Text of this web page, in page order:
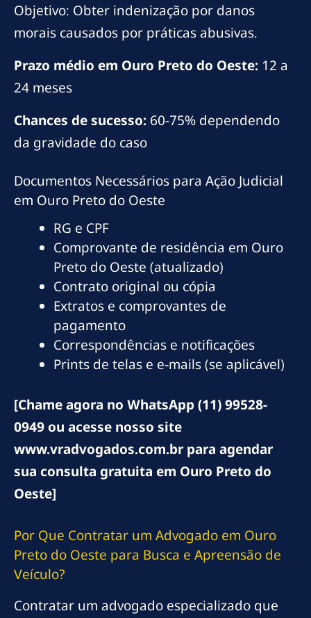
Objetivo: Obter indenização por danos
morais causados por práticas abusivas.
Prazo médio em Ouro Preto do Oeste: 12 a
24 meses
Chances de sucesso: 60-75% dependendo
da gravidade do caso
Documentos Necessários para Ação Judicial
em Ouro Preto do Oeste
RG e CPF
Comprovante de residência em Ouro
Preto do Oeste (atualizado)
Contrato original ou cópia
Extratos e comprovantes de
pagamento
Correspondências e notificações
Prints de telas e e-mails (se aplicável)
[Chame agora no WhatsApp (11) 99528-
0949 ou acesse nosso site
www.vradvogados.com.br para agendar
sua consulta gratuita em Ouro Preto do
Oeste]
Por Que Contratar um Advogado em Ouro
Preto do Oeste para Busca e Apreensão de
Veículo?
Contratar um advogado especializado que